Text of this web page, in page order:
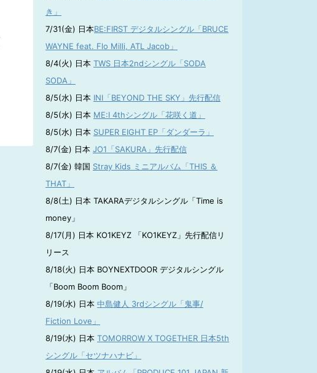
き」
7/31(金) 日本BE:FIRST デジタルシングル「BRUCE
WAYNE feat. Flo Milli, ATL Jacob」
8/4(火) 日本 TWS 日本2ndシングル「SODA
SODA」
8/5(水) 日本 INI「BEYOND THE SKY」先行配信
8/5(水) 日本 ME:I 4thシングル「花咲く道」
8/5(水) 日本 SUPER EIGHT EP「ダンダーラ」
8/7(金) 日本 JO1「SAKURA」先行配信
8/7(金) 韓国 Stray Kids ミニアルバム「THIS ＆
THAT」
8/8(土) 日本 TAKARAデジタルシングル「Time is
money」
8/17(月) 日本 KO1KEYZ 「KO1KEYZ」先行配信リ
リース
8/18(火) 日本 BOYNEXTDOOR デジタルシングル
「Boom Boom Boom」
8/19(水) 日本 中島健人 3rdシングル「鬼事/
Fiction Love」
8/19(水) 日本 TOMORROW X TOGETHER 日本5th
シングル「セツナハナビ」